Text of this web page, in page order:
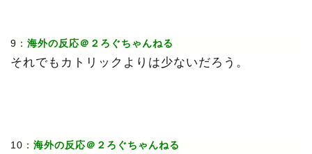
9： 海外の反応＠２ろぐちゃんねる
それでもカトリックよりは少ないだろう。
10： 海外の反応＠２ろぐちゃんねる